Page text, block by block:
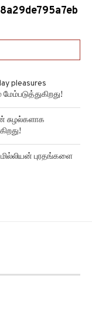
pleasures
சுழல்களாக
புரதங்களை